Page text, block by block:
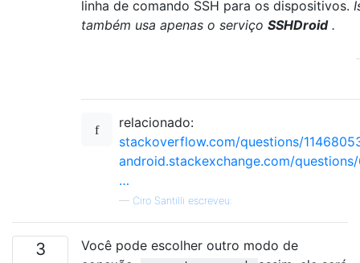
linha de comando SSH para os dispositivos.
também usa apenas o serviço SSHDroid.
relacionado:
stackoverflow.com/questions/
android.stackexchange.com/
…
— Ciro Santilli escreveu:
3
Você pode escolher outro modo de